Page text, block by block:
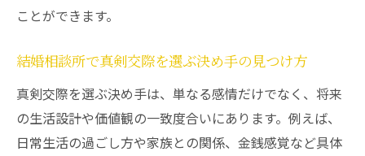
ことができます。
結婚相談所で真剣交際を選ぶ決め手の見つけ方
真剣交際を選ぶ決め手は、単なる感情だけでなく、将来
の生活設計や価値観の一致度合いにあります。例えば、
日常生活の過ごし方や家族との関係、金銭感覚など具体